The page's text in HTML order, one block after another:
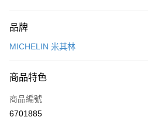
信用卡一次付款
Apple Pay
街口支付
品牌
MICHELIN 米其林
商品特色
商品編號
6701885